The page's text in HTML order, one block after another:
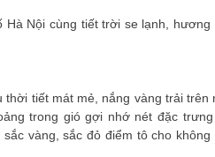
Hà Nội cùng tiết trời se lạnh,
tiết mát mẻ, nắng vàng trải
trong gió gợi nhớ nét đặc
vàng, sắc đỏ điểm tô cho